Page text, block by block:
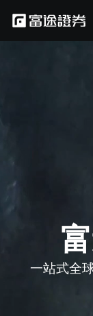
一站式全